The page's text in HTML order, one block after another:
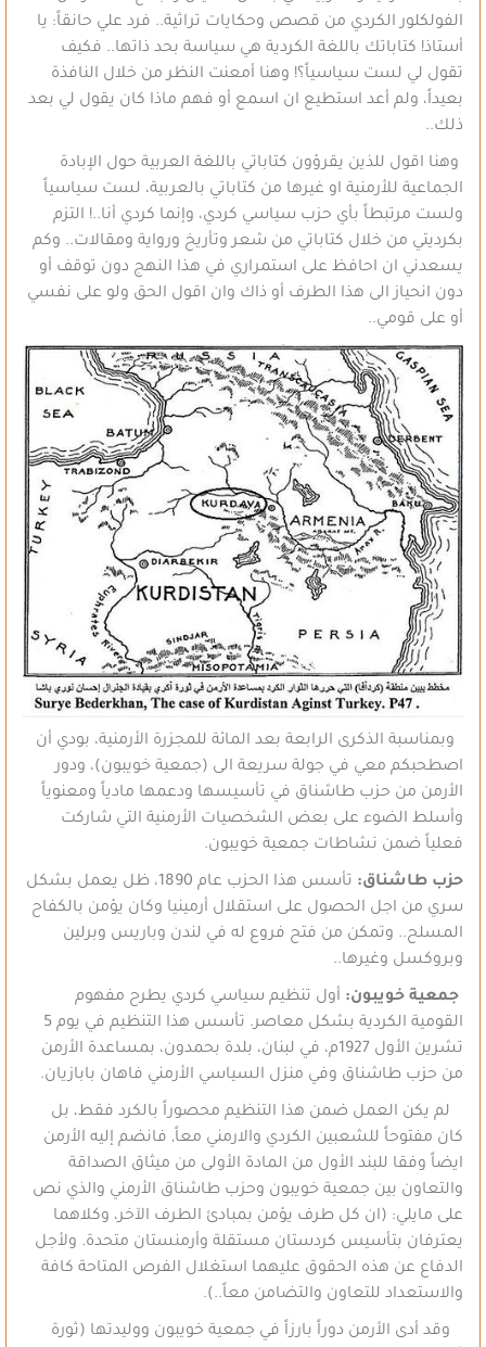
الفولكلور الكردي من قصص وحكايات تراثية.. فرد علي حانقاً: يا
أستاذ! كتاباتك باللغة الكردية هي سياسة بحد ذاتها.. فكيف
تقول لي لست سياسياً؟! وهنا أمعنت النظر من خلال النافذة
بعيداً، ولم أعد استطيع ان اسمع أو فهم ماذا كان يقول لي بعد
ذلك..
وهنا اقول للذين يقرؤون كتاباتي باللغة العربية حول الإبادة
الجماعية للأرمنية او غيرها من كتاباتي بالعربية، لست سياسياً
ولست مرتبطاً بأي حزب سياسي كردي، وإنما كردي أنا..! التزم
بكرديتي من خلال كتاباتي من شعر وتأريخ ورواية ومقالات.. وكم
يسعدني ان احافظ على استمراري في هذا النهج دون توقف أو
دون انحياز الى هذا الطرف أو ذاك وان اقول الحق ولو على نفسي
أو على قومي..
وبمناسبة الذكرى الرابعة بعد المائة للمجزرة الأرمنية، بودي أن
اصطحبكم معي في جولة سريعة الى (جمعية خويبون)، ودور
الأرمن من حزب طاشناق في تأسيسها ودعمها مادياً ومعنوياً
وأسلط الضوء على بعض الشخصيات الأرمنية التي شاركت
فعلياً ضمن نشاطات جمعية خويبون.
حزب طاشناق:
تأسس هذا الحزب عام 1890، ظل يعمل بشكل
سري من اجل الحصول على استقلال أرمينيا وكان يؤمن بالكفاح
المسلح.. وتمكن من فتح فروع له في لندن وباريس وبرلين
وبروكسل وغيرها..
جمعية خويبون: أول تنظيم سياسي كردي يطرح مفهوم
القومية الكردية بشكل معاصر. تأسس هذا التنظيم في يوم 5
تشرين الأول 1927م، في لبنان، بلدة بحمدون، بمساعدة الأرمن
من حزب طاشناق وفي منزل السياسي الأرمني فاهان بابازيان.
لم يكن العمل ضمن هذا التنظيم محصوراً بالكرد فقط، بل
كان مفتوحاً للشعبين الكردي والارمني معاً, فانضم إليه الأرمن
ايضاً وفقا للبند الأول من المادة الأولى من ميثاق الصداقة
والتعاون بين جمعية خويبون وحزب طاشناق الأرمني والذي نص
على مايلي: (ان كل طرف يؤمن بمبادئ الطرف الآخر، وكلاهما
يعترفان بتأسيس كردستان مستقلة وأرمنستان متحدة. ولأجل
الدفاع عن هذه الحقوق عليهما استغلال الفرص المتاحة كافة
والاستعداد للتعاون والتضامن معاً..).
وقد أدى الأرمن دوراً بارزاً في جمعية خويبون ووليدتها (ثورة